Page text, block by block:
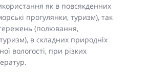
як в повсякденних
прогулянки, туризм), так
(полювання,
в складних природніх
вологості, при різких